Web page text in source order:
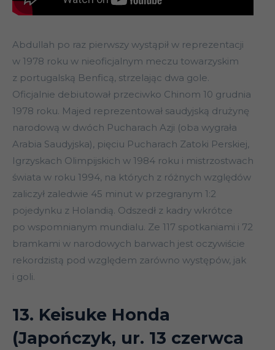
Abdullah po raz pierwszy wystąpił w reprezentacji
w 1978 roku w nieoficjalnym meczu towarzyskim
z portugalską Benficą, strzelając dwa gole.
Oficjalnie debiutował przeciwko Chinom 10 grudnia
1978 roku. Majed reprezentował saudyjską drużynę
narodową w dwóch Pucharach Azji (oba wygrała
Arabia Saudyjska), pięciu Pucharach Zatoki Perskiej,
Igrzyskach Olimpijskich w 1984 roku i mistrzostwach
świata w roku 1994, na których z różnych względów
zaliczył zaledwie 45 minut w przegranym 1:2
pojedynku z Holandią. Odszedł z kadry wkrótce
po wspomnianym mundialu. Ze 117 spotkaniami i 72
bramkami w narodowych barwach jest oczywiście
rekordzistą pod względem zarówno występów, jak
i goli.
13. Keisuke Honda
(Japończyk, ur. 13 czerwca